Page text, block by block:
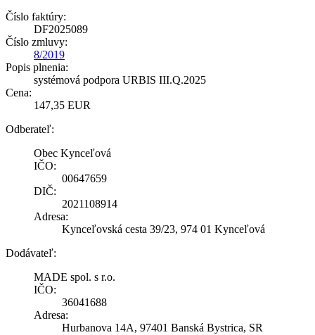
Číslo faktúry:
DF2025089
Číslo zmluvy:
8/2019
Popis plnenia:
systémová podpora URBIS III.Q.2025
Cena:
147,35 EUR
Odberateľ:
Obec Kynceľová
IČO:
00647659
DIČ:
2021108914
Adresa:
Kynceľovská cesta 39/23, 974 01 Kynceľová
Dodávateľ:
MADE spol. s r.o.
IČO:
36041688
Adresa:
Hurbanova 14A, 97401 Banská Bystrica, SR